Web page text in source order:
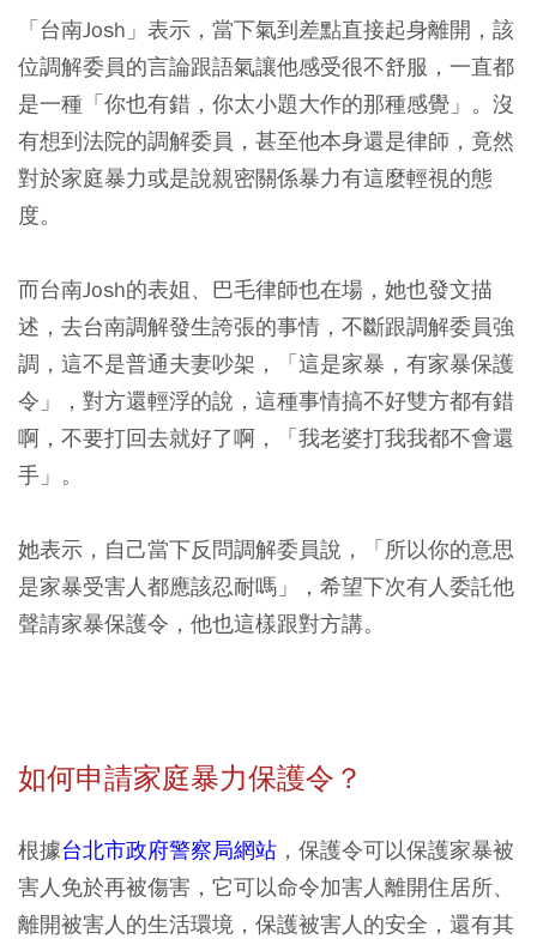
「台南Josh」表示，當下氣到差點直接起身離開，該
位調解委員的言論跟語氣讓他感受很不舒服，一直都
是一種「你也有錯，你太小題大作的那種感覺」。沒
有想到法院的調解委員，甚至他本身還是律師，竟然
對於家庭暴力或是說親密關係暴力有這麼輕視的態
度。
而台南Josh的表姐、巴毛律師也在場，她也發文描
述，去台南調解發生誇張的事情，不斷跟調解委員強
調，這不是普通夫妻吵架，「這是家暴，有家暴保護
令」，對方還輕浮的說，這種事情搞不好雙方都有錯
啊，不要打回去就好了啊，「我老婆打我我都不會還
手」。
她表示，自己當下反問調解委員說，「所以你的意思
是家暴受害人都應該忍耐嗎」，希望下次有人委託他
聲請家暴保護令，他也這樣跟對方講。
如何申請家庭暴力保護令？
根據台北市政府警察局網站 ，保護令可以保護家暴被
害人免於再被傷害，它可以命令加害人離開住居所、
離開被害人的生活環境，保護被害人的安全，還有其